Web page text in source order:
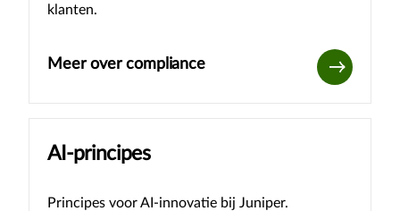
klanten.
Meer over compliance
AI-principes
Principes voor AI-innovatie bij Juniper.